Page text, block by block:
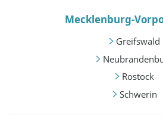
Mecklenburg-
Greifswald
Rostock
Schwerin